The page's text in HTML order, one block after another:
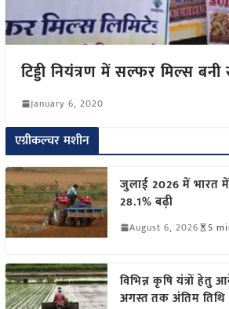
टिड्डी नियंत्रण में सल्फर मिल्स
January 6, 2020
एग्रीकल्चर मशीन
जुलाई 2026 में भारत में
28.1% बढ़ी
August 6, 2026 5
विभिन्न कृषि यंत्रों
अगस्त तक अंतिम तिथि